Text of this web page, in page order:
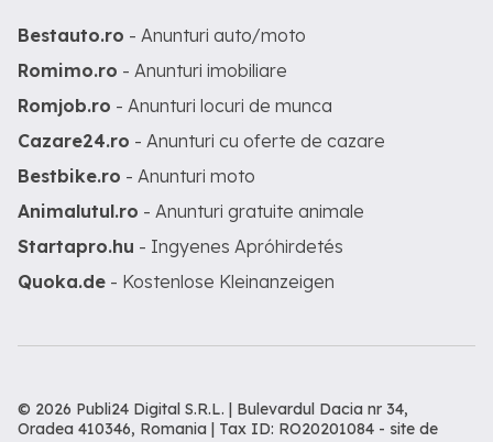
Bestauto.ro - Anunturi auto/moto
Romimo.ro - Anunturi imobiliare
Romjob.ro - Anunturi locuri de munca
Cazare24.ro - Anunturi cu oferte de cazare
Bestbike.ro - Anunturi moto
Animalutul.ro - Anunturi gratuite animale
Startapro.hu - Ingyenes Apróhirdetés
Quoka.de - Kostenlose Kleinanzeigen
© 2026 Publi24 Digital S.R.L. | Bulevardul Dacia nr 34,
Oradea 410346, Romania | Tax ID: RO20201084 - site de